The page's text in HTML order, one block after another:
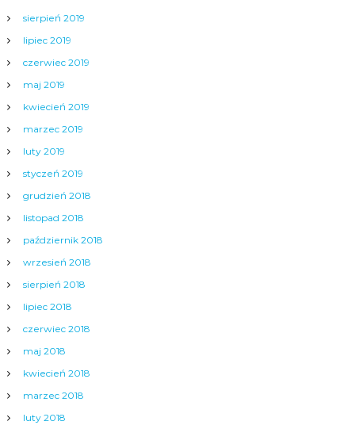
sierpień 2019
lipiec 2019
czerwiec 2019
maj 2019
kwiecień 2019
marzec 2019
luty 2019
styczeń 2019
grudzień 2018
listopad 2018
październik 2018
wrzesień 2018
sierpień 2018
lipiec 2018
czerwiec 2018
maj 2018
kwiecień 2018
marzec 2018
luty 2018